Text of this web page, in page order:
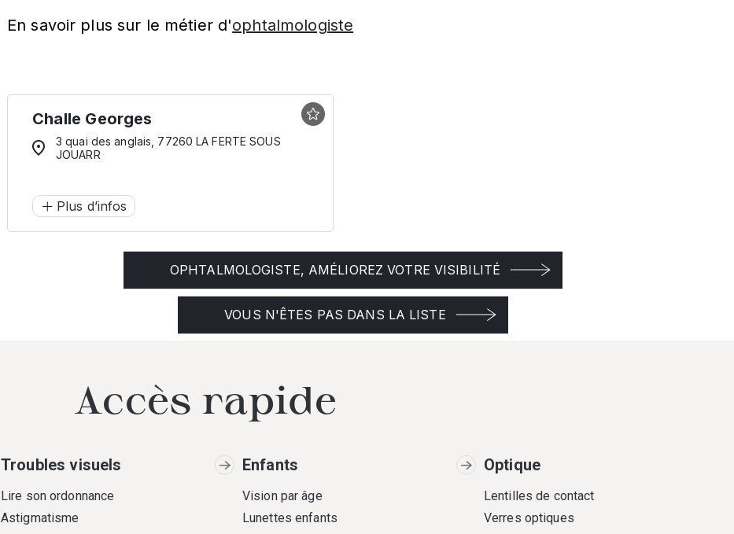
En savoir plus sur le métier d'ophtalmologiste
Challe Georges
3 quai des anglais, 77260 LA FERTE SOUS
JOUARR
Plus d’infos
OPHTALMOLOGISTE, AMÉLIOREZ VOTRE VISIBILITÉ
VOUS N'ÊTES PAS DANS LA LISTE
Accès rapide
Troubles visuels
Lire son ordonnance
Astigmatisme
Enfants
Vision par âge
Lunettes enfants
Optique
Lentilles de contact
Verres optiques